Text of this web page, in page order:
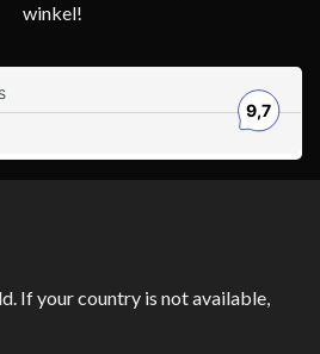
winkel!
If your country is not available,